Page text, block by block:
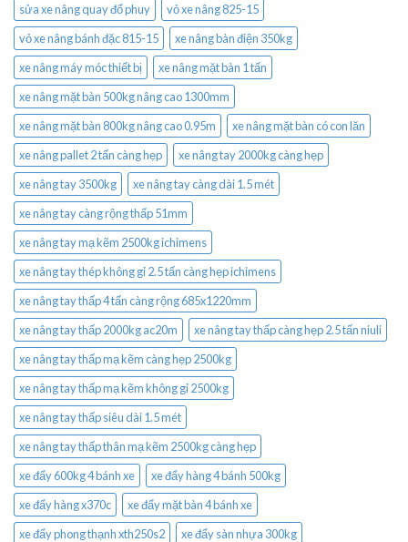
sửa xe nâng quay đổ phuy
vỏ xe nâng 825-15
vỏ xe nâng bánh đặc 815-15
xe nâng bàn điện 350kg
xe nâng máy móc thiết bị
xe nâng mặt bàn 1 tấn
xe nâng mặt bàn 500kg nâng cao 1300mm
xe nâng mặt bàn 800kg nâng cao 0.95m
xe nâng mặt bàn có con lăn
xe nâng pallet 2 tấn càng hẹp
xe nâng tay 2000kg càng hẹp
xe nâng tay 3500kg
xe nâng tay càng dài 1.5 mét
xe nâng tay càng rộng thấp 51mm
xe nâng tay mạ kẽm 2500kg ichimens
xe nâng tay thép không gỉ 2.5 tấn càng hẹp ichimens
xe nâng tay thấp 4 tấn càng rộng 685x1220mm
xe nâng tay thấp 2000kg ac20m
xe nâng tay thấp càng hẹp 2.5 tấn niuli
xe nâng tay thấp mạ kẽm càng hẹp 2500kg
xe nâng tay thấp mạ kẽm không gỉ 2500kg
xe nâng tay thấp siêu dài 1.5 mét
xe nâng tay thấp thân mạ kẽm 2500kg càng hẹp
xe đẩy 600kg 4 bánh xe
xe đẩy hàng 4 bánh 500kg
xe đẩy hàng x370c
xe đẩy mặt bàn 4 bánh xe
xe đẩy phong thạnh xth250s2
xe đẩy sàn nhựa 300kg